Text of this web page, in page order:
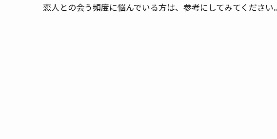
恋人との会う頻度に悩んでいる方は、参考にしてみてください。